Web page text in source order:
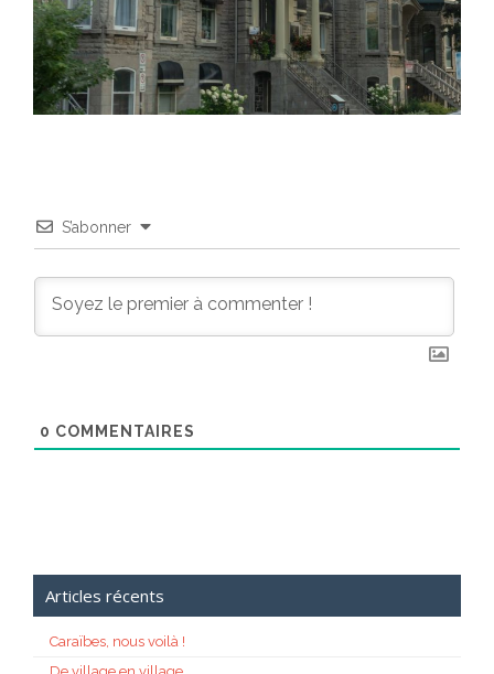
S’abonner
0 COMMENTAIRES
Articles récents
Caraïbes, nous voilà !